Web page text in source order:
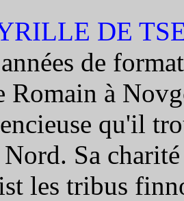
DE
de
Romain à
qu'il
Sa
les tribus